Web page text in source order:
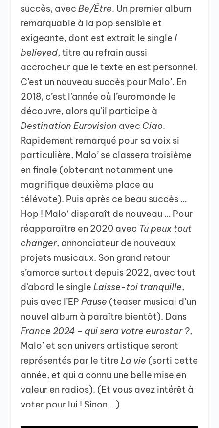
succès, avecBe/Être. Un premier album
remarquable à la pop sensible et
exigeante, dont est extrait le singleI
believed, titre au refrain aussi
accrocheur que le texte en est personnel.
C’est un nouveau succès pour Malo’. En
2018, c’est l’année où l’euromonde le
découvre, alors qu’il participe à
Destination Eurovision avec Ciao.
Rapidement remarqué pour sa voix si
particulière, Malo’ se classera troisième
en finale (obtenant notamment une
magnifique deuxième place au
télévote). Puis après ce beau succès …
Hop ! Malo‘ disparaît de nouveau … Pour
réapparaître en 2020 avec Tu peux tout
changer, annonciateur de nouveaux
projets musicaux. Son grand retour
s’amorce surtout depuis 2022, avec tout
d’abord le single Laisse-toi tranquille,
puis avec l’EPPause (teaser musical d’un
nouvel album à paraître bientôt). Dans
France 2024 – qui sera votre eurostar ?,
Malo’ et son univers artistique seront
représentés par le titreLa vie (sorti cette
année, et qui a connu une belle mise en
valeur en radios). (Et vous avez intérêt à
voter pour lui ! Sinon …)